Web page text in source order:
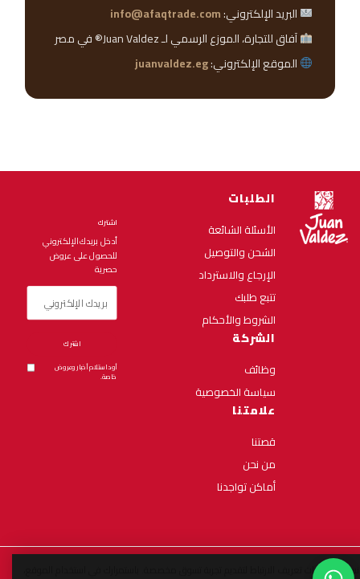
البريد الإلكتروني:info@afaqtrade.com
آفاق للتجارة، الموزع الرسمي لـ Juan Valdez® في مصر
الموقع الإلكتروني:juanvaldez.eg
الطلبات
الأسئلة الشائعة
الشحن والتوصيل
الإرجاع والاسترداد
تتبع طلبك
الشروط والأحكام
الشركة
وظائف
سياسة الخصوصية
علامتنا
قصتنا
من نحن
أماكن تواجدنا
اشترك
أدخل بريدك الإلكتروني
للحصول على عروض
حصرية
اشترك
أود استلام أخبار وعروض
خاصة.
نستخدم ملفات تعريف الارتباط لتقديم تجربة تسوق مخصصة. باستمرارك في استخدام الموقع،